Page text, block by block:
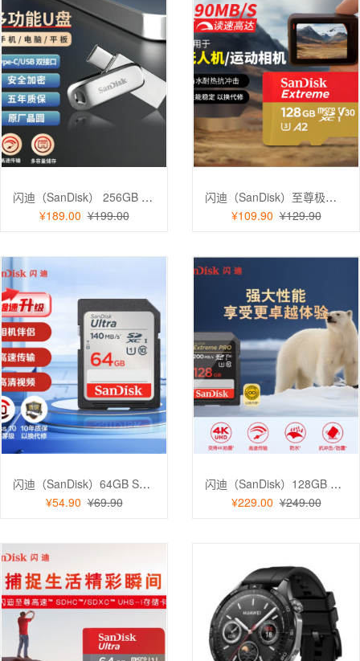
闪迪（SanDisk） 256GB Type-c 手机U盘 全金属双接口 手机平板电脑通用
¥189.00 ¥199.00
闪迪（SanDisk）至尊极速128GB TF（MicroSD）内存卡 4K 运动相机无人机存储卡
¥109.90 ¥129.90
闪迪（SanDisk）64GB SD存储卡 至尊高速版内存卡 读速140MB/s 单反相机
¥54.90 ¥69.90
闪迪（SanDisk）128GB SD内存卡 4K存储卡读速200MB/s写速90MB/s 单反相机
¥229.00 ¥249.00